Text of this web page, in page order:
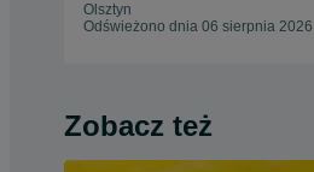
Olsztyn
Odświeżono dnia 06 sierpnia 2026
Zobacz też